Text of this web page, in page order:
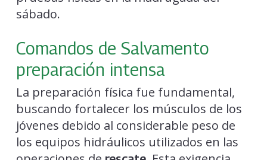
sábado.
Comandos de Salvamento
preparación intensa
La preparación física fue fundamental,
buscando fortalecer los músculos de los
jóvenes debido al considerable peso de
los equipos hidráulicos utilizados en las